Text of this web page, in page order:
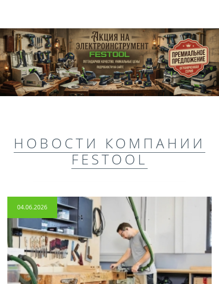
НОВОСТИ КОМПАНИИ
FESTOOL
04.06.2026